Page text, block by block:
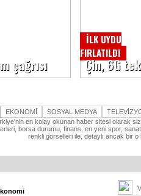
çağrısı
İLK UYDU
FIRLATILDI
Çin, 6G
EKONOMİ SOSYAL MEDYA
en kolay okunan haber sitesi olarak siz
borsa durumu, finans, en yeni spor,
renkli görselleri ile, detaylı ancak bir